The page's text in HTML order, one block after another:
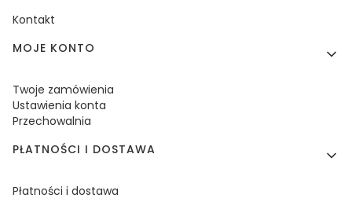
Kontakt
MOJE KONTO
Twoje zamówienia
Ustawienia konta
Przechowalnia
PŁATNOŚCI I DOSTAWA
Płatności i dostawa